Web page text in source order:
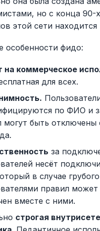
но с конца 90-
этой сети
особенности фидо:
на коммерческое
для всех.
по ФИО и
могут быть отключены
за
несёт
в случае
правил может
вместе с ними.
строгая